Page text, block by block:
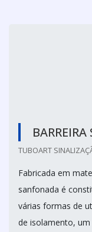
TUBOART
Fabricada em
sanfonada é
várias formas de
de isolamento,